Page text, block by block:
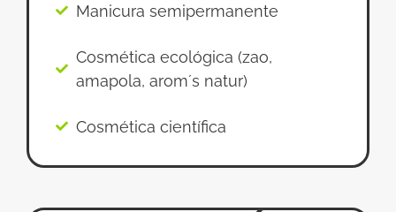
Manicura semipermanente
Cosmética ecológica (zao,
amapola, arom´s natur)
Cosmética científica